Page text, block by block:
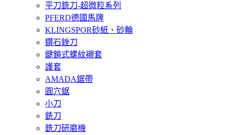
平刀銑刀-超微粒系列
PFERD德國馬牌
KLINGSPOR砂紙、砂輪
鑽石銼刀
鍵鎖式螺紋襯套
護套
AMADA鋸帶
圓穴鋸
小刀
銑刀
銑刀研磨機